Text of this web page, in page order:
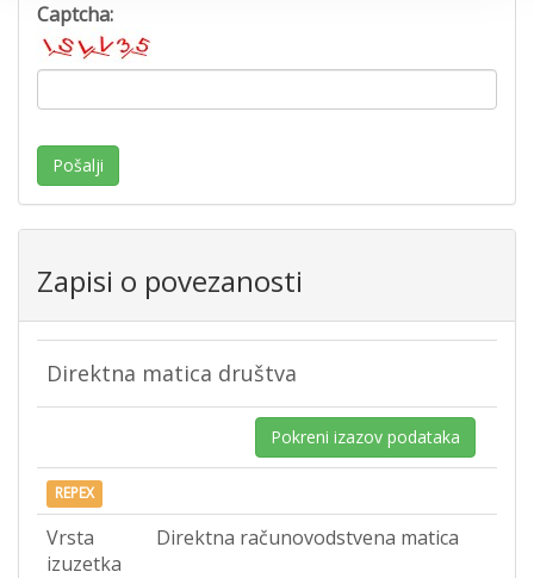
Captcha:
Pošalji
Zapisi o povezanosti
Direktna matica društva
Pokreni izazov podataka
REPEX
Vrsta
izuzetka
Direktna računovodstvena matica